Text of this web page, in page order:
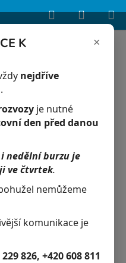
×
K
nejdříve
.
je nutné
den před danou
nedělní burzu je
ve čtvrtek.
nemůžeme
komunikace je
826, +420 608 811
je orientační a může se
v reálném čase.
Hledat
KOŠÍK
sweglesi
-
sweglesi